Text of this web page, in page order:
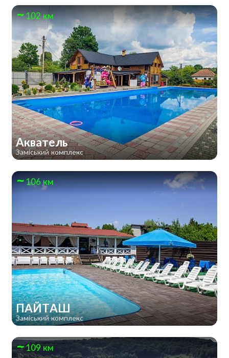
102 км
Акватель
Заміський комплекс
106 км
ПАЙТАШ
Заміський комплекс
109 км